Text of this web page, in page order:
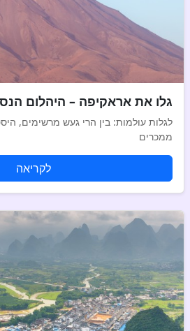
גלו את אראקיפה – היהלום
לגלות עולמות: בין הרי געש מרשימים,
ממכרים
לקריאה